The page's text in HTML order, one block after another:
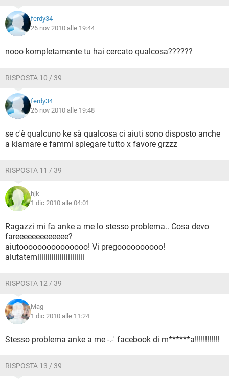
ferdy34
26 nov 2010 alle 19:44
nooo kompletamente tu hai cercato qualcosa??????
RISPOSTA 10 / 39
ferdy34
26 nov 2010 alle 19:48
se c'è qualcuno ke sà qualcosa ci aiuti sono disposto anche
a kiamare e fammi spiegare tutto x favore grzzz
RISPOSTA 11 / 39
hjk
1 dic 2010 alle 04:01
Ragazzi mi fa anke a me lo stesso problema.. Cosa devo
fareeeeeeeeeeeee?
aiutooooooooooooooo! Vi pregoooooooooo!
aiutatemiiiiiiiiiiiiiiiiiiiiiii
RISPOSTA 12 / 39
Mag
1 dic 2010 alle 11:24
Stesso problema anke a me -.-' facebook di m******a!!!!!!!!!!!!
RISPOSTA 13 / 39